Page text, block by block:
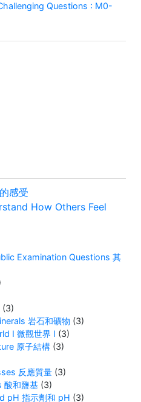
Questions : M0-
感受
How Others Feel
Examination Questions 其
(3)
岩石和礦物 (3)
I 微觀世界 I (3)
原子結構 (3)
反應質量 (3)
和鹽基 (3)
pH 指示劑和 pH (3)